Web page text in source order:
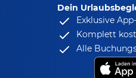
Dein
Exklusive
Komplett
Alle